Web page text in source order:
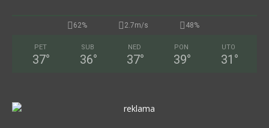
62% 2.7m/s 48%
PET
37°
SUB
36°
NED
37°
PON
39°
UTO
31 °